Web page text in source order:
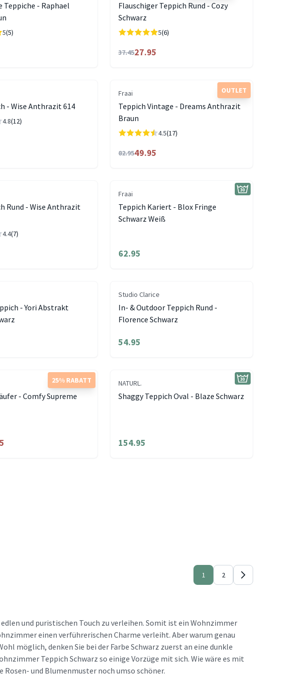
- Raphael
5(5)
Flauschiger Teppich Rund - Cozy
Schwarz
5(6)
37.4527.95
- Wise Anthrazit 614
4.8(12)
OUTLET
Fraai
Teppich Vintage - Dreams Anthrazit
Braun
4.5(17)
82.9549.95
Rund - Wise Anthrazit
4.4(7)
Fraai
Teppich Kariert - Blox Fringe
Schwarz Weiß
62.95
- Yori Abstrakt
Studio Clarice
In- & Outdoor Teppich Rund -
Florence Schwarz
54.95
25% RABATT
- Comfy Supreme
NATURL.
Shaggy Teppich Oval - Blaze Schwarz
154.95
1 2
und puristischen Touch zu verleihen. Somit ist ein Wohnzimmer
einen verführerischen Charme verleiht. Aber warum genau
möglich, denken Sie bei der Farbe Schwarz zuerst an eine dunkle
Teppich Schwarz so einige Vorzüge mit sich. Wie wäre es mit
Rosen- und Blumenmuster noch umso schöner.